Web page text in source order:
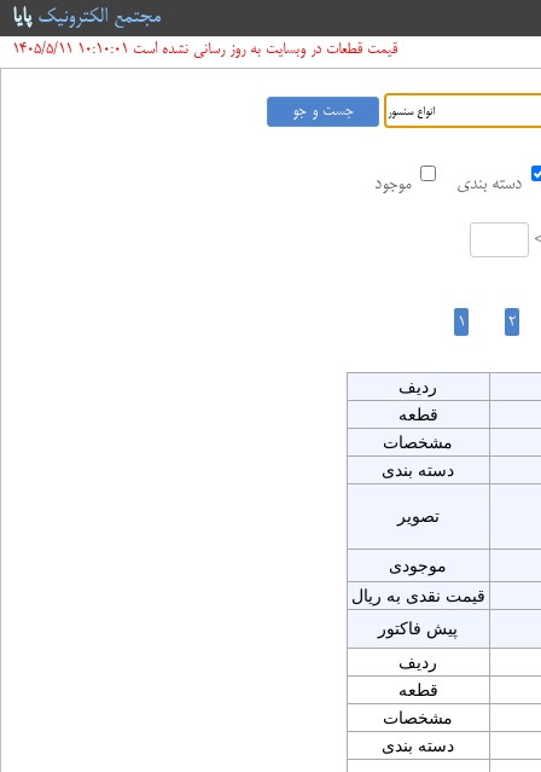
مجتمع الکترونیکپایا
قیمت قطعات در وبسایت به روز رسانی نشده است 10:10:01 1405/5/11
موجود دسته بندی
ردیف
قطعه
مشخصات
دسته بندی
تصویر
موجودی
قیمت نقدی به ریال
پیش فاکتور
ردیف
قطعه
مشخصات
دسته بندی